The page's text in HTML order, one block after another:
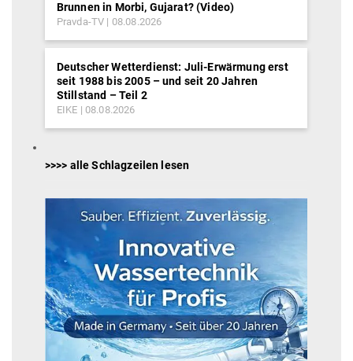
Brunnen in Morbi, Gujarat? (Video)
Pravda-TV 08.08.2026
Deutscher Wetterdienst: Juli-Erwärmung erst
seit 1988 bis 2005 – und seit 20 Jahren
Stillstand – Teil 2
EIKE 08.08.2026
>>>> alle Schlagzeilen lesen